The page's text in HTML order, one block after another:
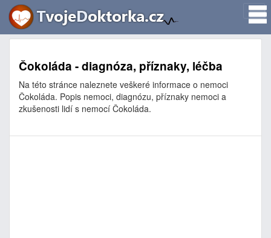
Čokoláda - diagnóza, příznaky, léčba
Na této stránce naleznete veškeré informace o nemoci
Čokoláda. Popis nemoci, diagnózu, příznaky nemoci a
zkušenosti lidí s nemocí Čokoláda.